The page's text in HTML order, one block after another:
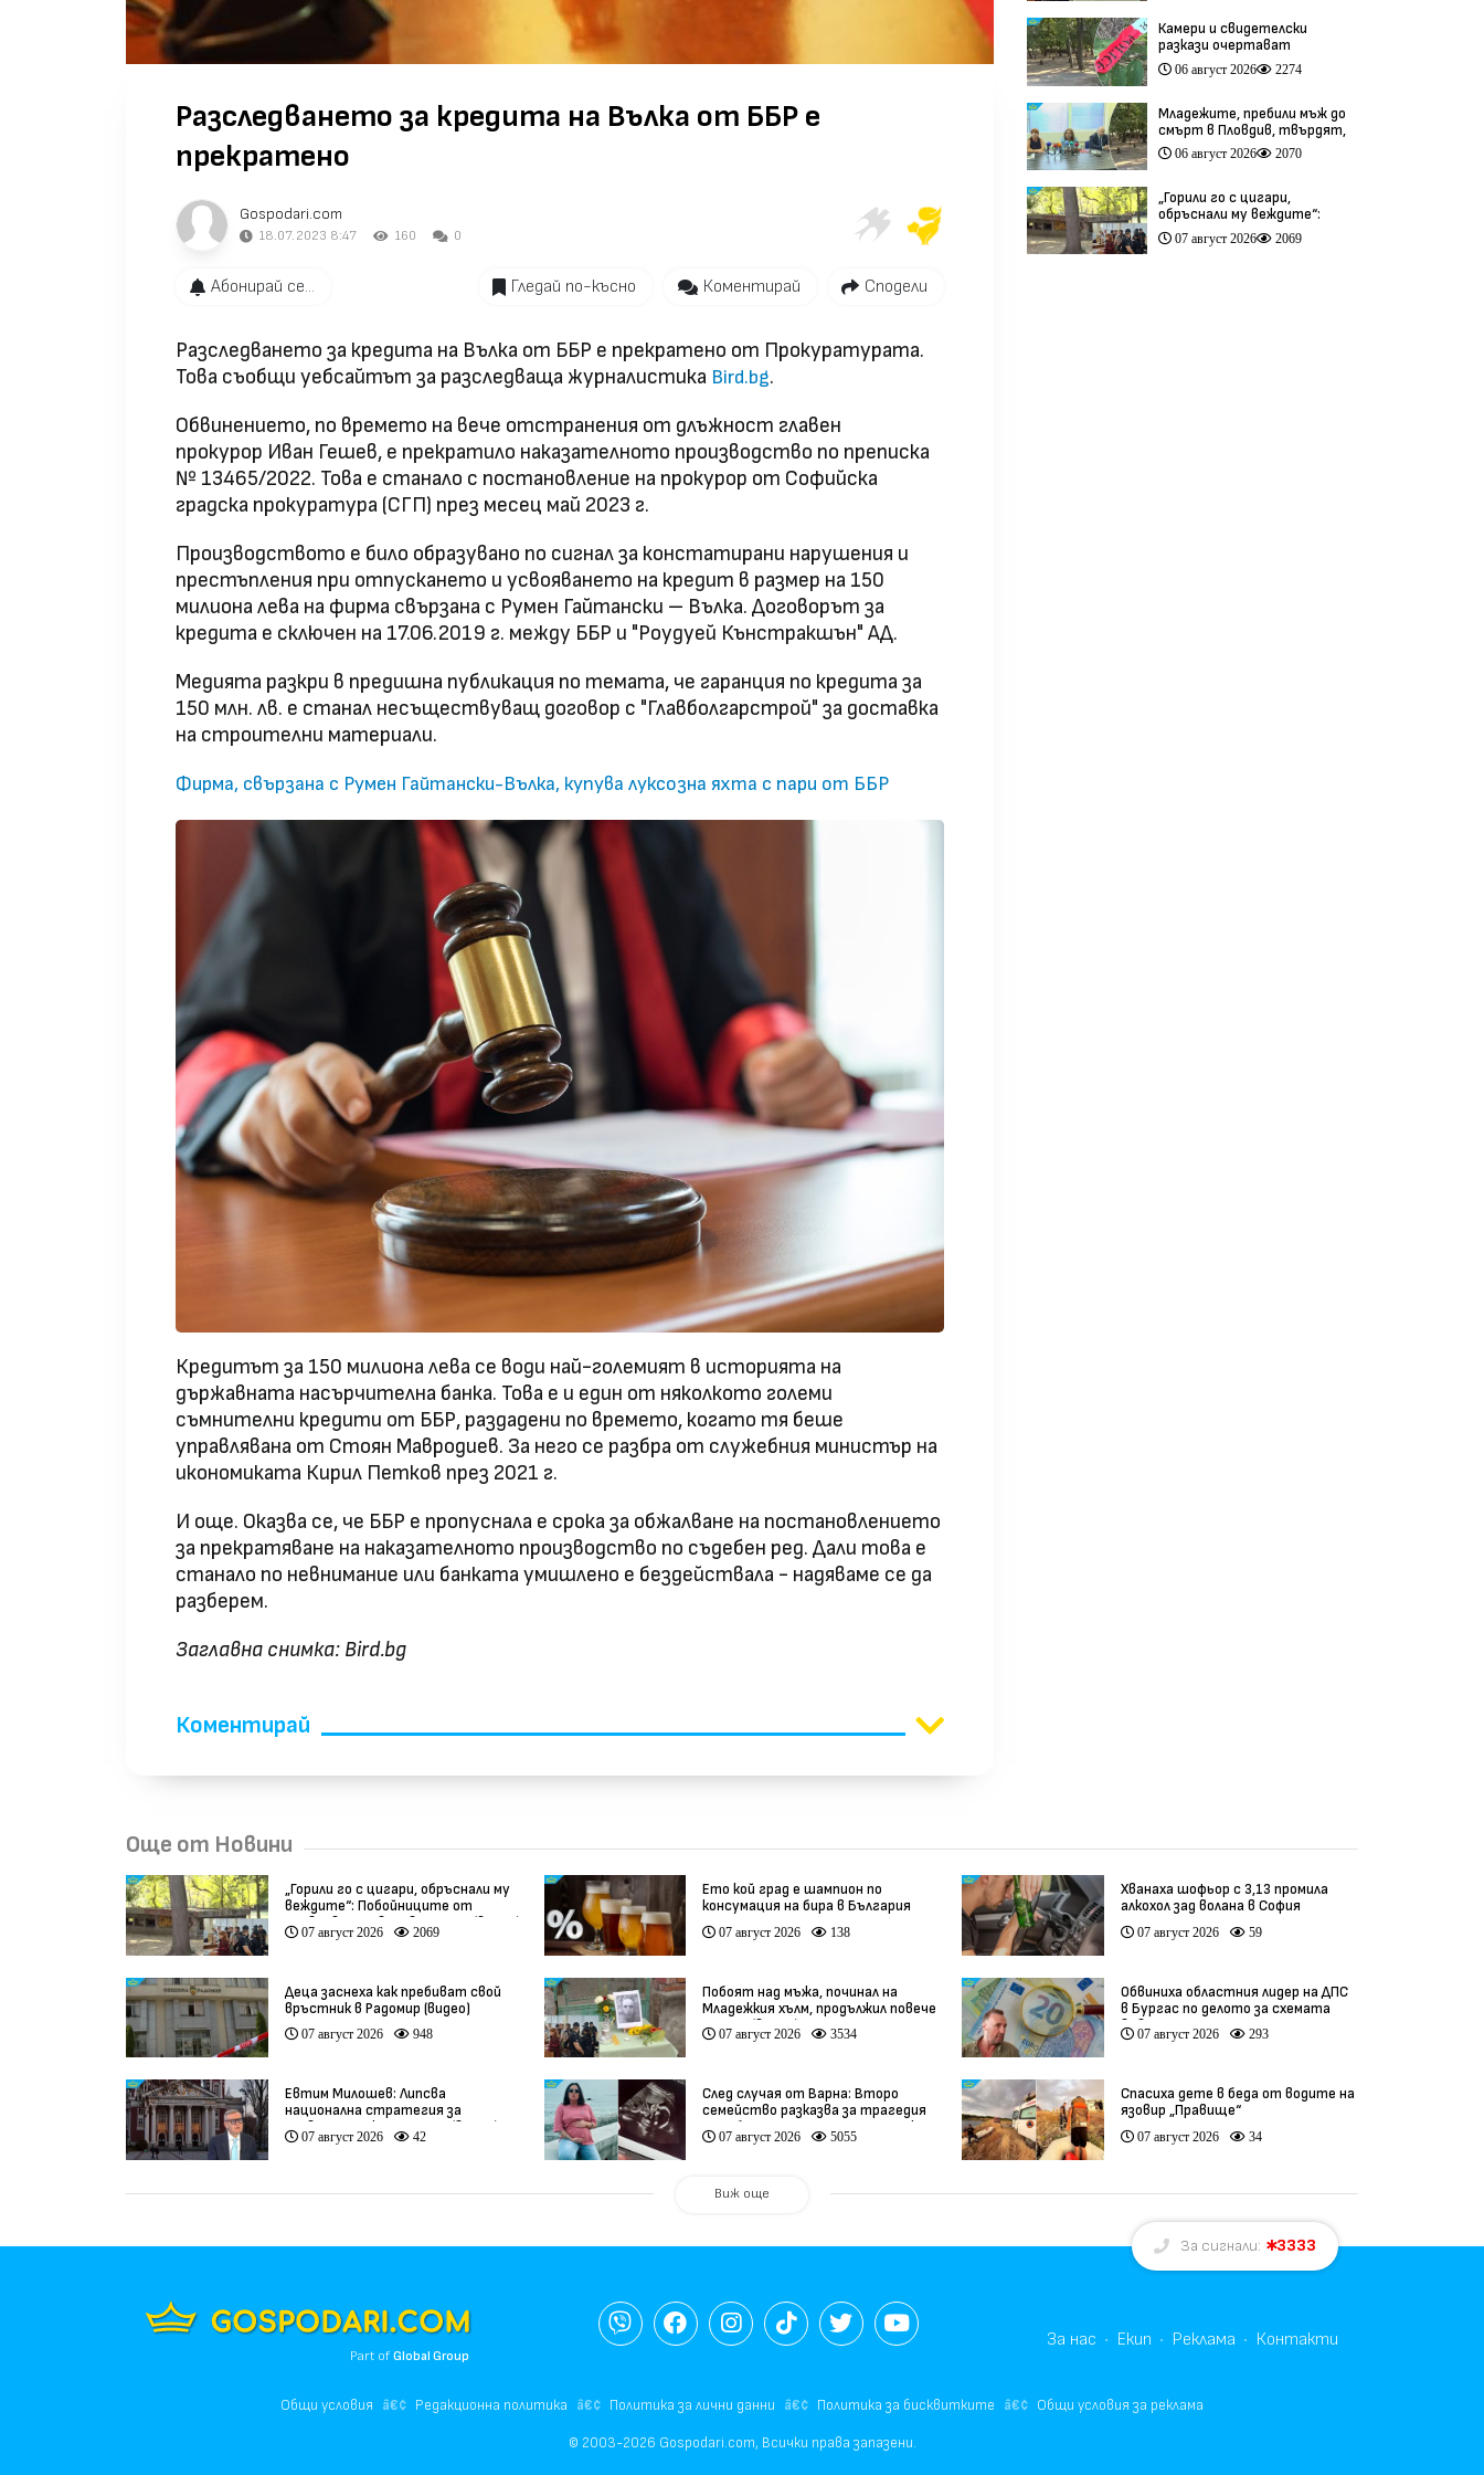
Разследването за кредита на Вълка от ББР е
прекратено
Gospodari.com
18.07.2023 8:47 160 0
Абонирай се... Гледай по-късно Коментирай Сподели
Разследването за кредита на Вълка от ББР е прекратено от Прокуратурата.
Това съобщи уебсайтът за разследваща журналистика Вird.bg.
Обвинението, по времето на вече отстранения от длъжност главен
прокурор Иван Гешев, е прекратило наказателното производство по преписка
№ 13465/2022. Това е станало с постановление на прокурор от Софийска
градска прокуратура (СГП) през месец май 2023 г.
Производството е било образувано по сигнал за констатирани нарушения и
престъпления при отпускането и усвояването на кредит в размер на 150
милиона лева на фирма свързана с Румен Гайтански – Вълка. Договорът за
кредита е сключен на 17.06.2019 г. между ББР и "Роудуей Кънстракшън" АД.
Медията разкри в предишна публикация по темата, че гаранция по кредита за
150 млн. лв. е станал несъществуващ договор с "Главболгарстрой" за доставка
на строителни материали.
Фирма, свързана с Румен Гайтански-Вълка, купува луксозна яхта с пари от ББР
Кредитът за 150 милиона лева се води най-големият в историята на
държавната насърчителна банка. Това е и един от няколкото големи
съмнителни кредити от ББР, раздадени по времето, когато тя беше
управлявана от Стоян Мавродиев. За него се разбра от служебния министър на
икономиката Кирил Петков през 2021 г.
И още. Оказва се, че ББР е пропуснала е срока за обжалване на постановлението
за прекратяване на наказателното производство по съдебен ред. Дали това е
станало по невнимание или банката умишлено е бездействала - надяваме се да
разберем.
Заглавна снимка: Bird.bg
Коментирай
Камери и свидетелски
разкази очертават
хронологията на фаталния
побой край Младежкия хълм
06 август 2026 2274
Младежите, пребили мъж до
смърт в Пловдив, твърдят,
че са „ловци на педофили”
(видео)
06 август 2026 2070
„Горили го с цигари,
обръснали му веждите“:
Побойниците от Пловдив
остават в ареста (видео)
07 август 2026 2069
Още от Новини
„Горили го с цигари, обръснали му
веждите“: Побойниците от
Пловдив остават в ареста (видео)
07 август 2026 2069
Ето кой град е шампион по
консумация на бира в България
07 август 2026 138
Хванаха шофьор с 3,13 промила
алкохол зад волана в София
07 август 2026 59
Деца заснеха как пребиват свой
връстник в Радомир (видео)
07 август 2026 948
Побоят над мъжа, починал на
Младежкия хълм, продължил повече
от час (видео)
07 август 2026 3534
Обвиниха областния лидер на ДПС
в Бургас по делото за схемата
във ВиК
07 август 2026 293
Евтим Милошев: Липсва
национална стратегия за
развитие на културата (видео)
07 август 2026 42
След случая от Варна: Второ
семейство разказва за трагедия
след бременност при същия лекар
(видео)
07 август 2026 5055
Спасиха дете в беда от водите на
язовир „Правище“
07 август 2026 34
Виж още
За сигнали: 3333
Part ofGlobal Group
За нас Екип Реклама Контакти
Общи условия Редакционна политика Политика за лични данни Политика за бисквитките Общи условия за реклама
© 2003-2026 Gospodari.com, Всички права запазени.